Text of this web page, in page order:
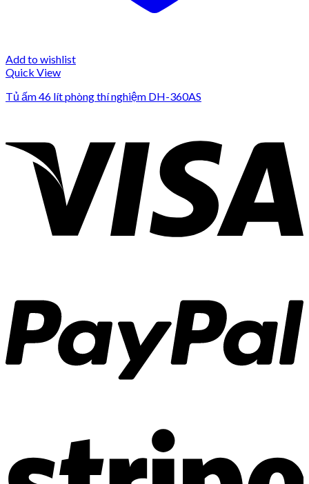
Add to wishlist
Quick View
Tủ ấm 46 lít phòng thí nghiệm DH-360AS